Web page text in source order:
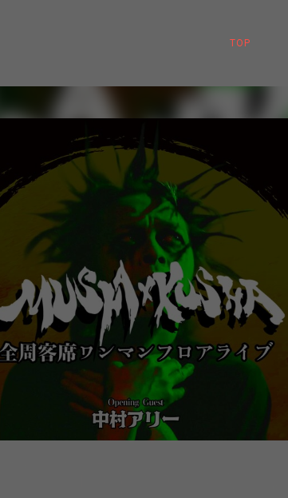
TOP
ヨNew Album『泡沫ロマ